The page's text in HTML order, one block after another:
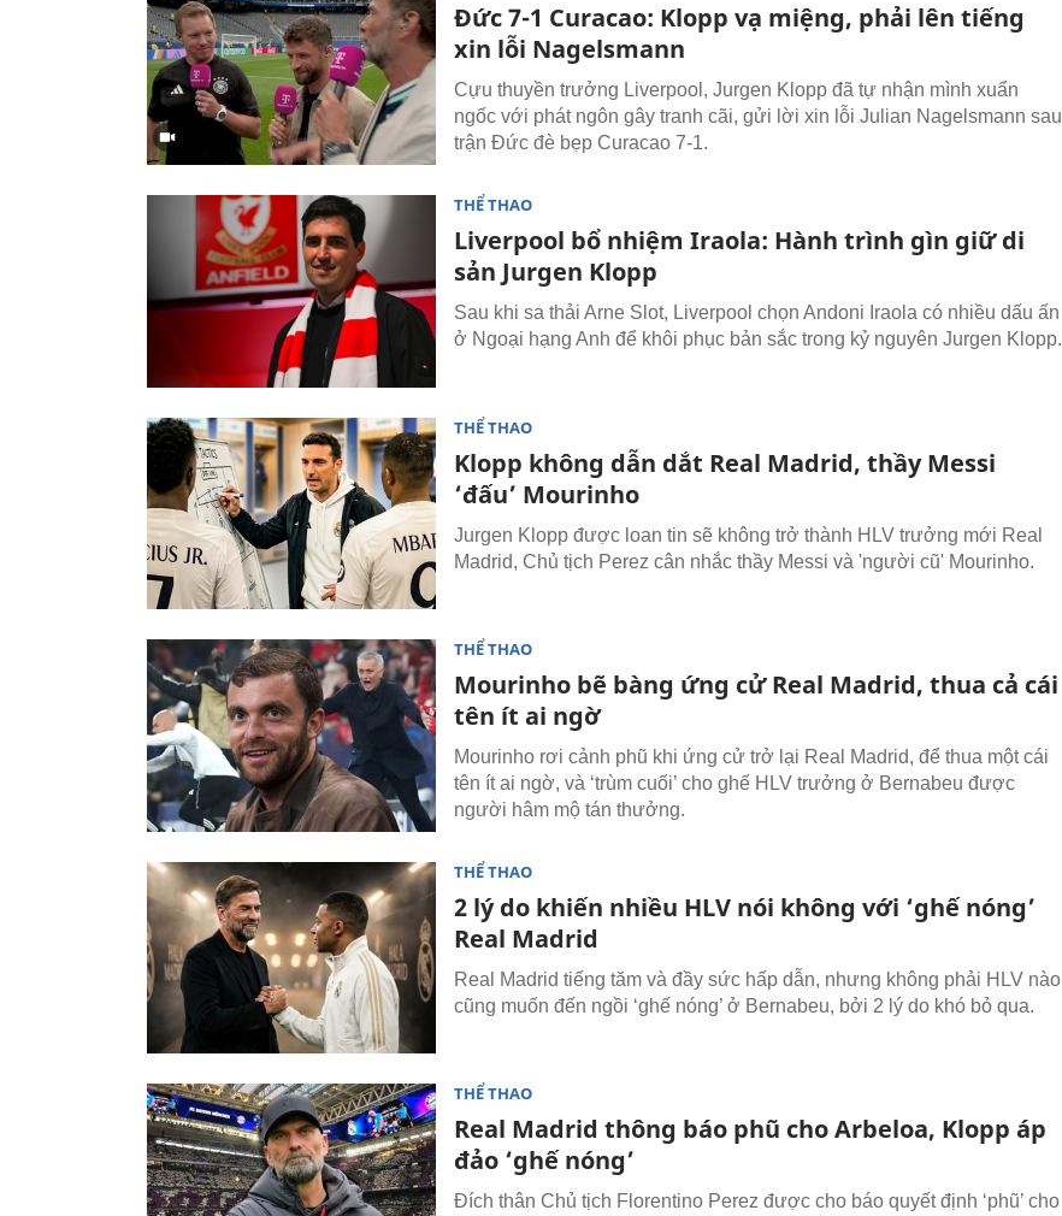
Đức 7-1 Curacao: Klopp vạ miệng, phải lên tiếng
xin lỗi Nagelsmann
Cựu thuyền trưởng Liverpool, Jurgen Klopp đã tự nhận mình xuẩn
ngốc với phát ngôn gây tranh cãi, gửi lời xin lỗi Julian Nagelsmann sau
trận Đức đè bẹp Curacao 7-1.
THỂ THAO
Liverpool bổ nhiệm Iraola: Hành trình gìn giữ di
sản Jurgen Klopp
Sau khi sa thải Arne Slot, Liverpool chọn Andoni Iraola có nhiều dấu ấn
ở Ngoại hạng Anh để khôi phục bản sắc trong kỷ nguyên Jurgen Klopp.
THỂ THAO
Klopp không dẫn dắt Real Madrid, thầy Messi
‘đấu’ Mourinho
Jurgen Klopp được loan tin sẽ không trở thành HLV trưởng mới Real
Madrid, Chủ tịch Perez cân nhắc thầy Messi và 'người cũ' Mourinho.
THỂ THAO
Mourinho bẽ bàng ứng cử Real Madrid, thua cả cái
tên ít ai ngờ
Mourinho rơi cảnh phũ khi ứng cử trở lại Real Madrid, để thua một cái
tên ít ai ngờ, và ‘trùm cuối’ cho ghế HLV trưởng ở Bernabeu được
người hâm mộ tán thưởng.
THỂ THAO
2 lý do khiến nhiều HLV nói không với ‘ghế nóng’
Real Madrid
Real Madrid tiếng tăm và đầy sức hấp dẫn, nhưng không phải HLV nào
cũng muốn đến ngồi ‘ghế nóng’ ở Bernabeu, bởi 2 lý do khó bỏ qua.
THỂ THAO
Real Madrid thông báo phũ cho Arbeloa, Klopp áp
đảo ‘ghế nóng’
Đích thân Chủ tịch Florentino Perez được cho báo quyết định ‘phũ’ cho